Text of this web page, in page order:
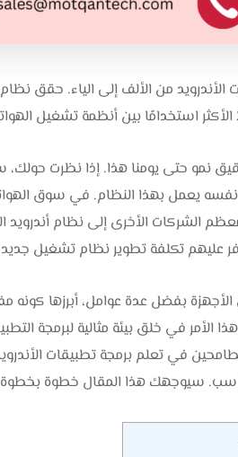
الأندرويد من الألف إلى الياء. حقق
نمو حتى يومنا هذا. إذا نظرت حولك،
الشركات الأخرى إلى نظام
عليهم تكلفة تطوير نظام تشغيل
بفضل عدة عوامل، أبرزها كونه
الأمر في خلق بيئة مثالية لبرمجة
في تعلم برمجة تطبيقات
سيوجهك هذا المقال خطوة بخطوة